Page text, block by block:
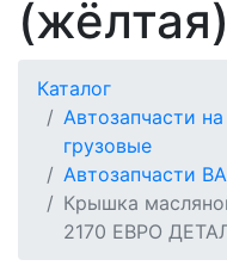
(жёлтая)
Каталог
Автозапчасти
грузовые
Автозапчасти
Крышка
2170 ЕВРО